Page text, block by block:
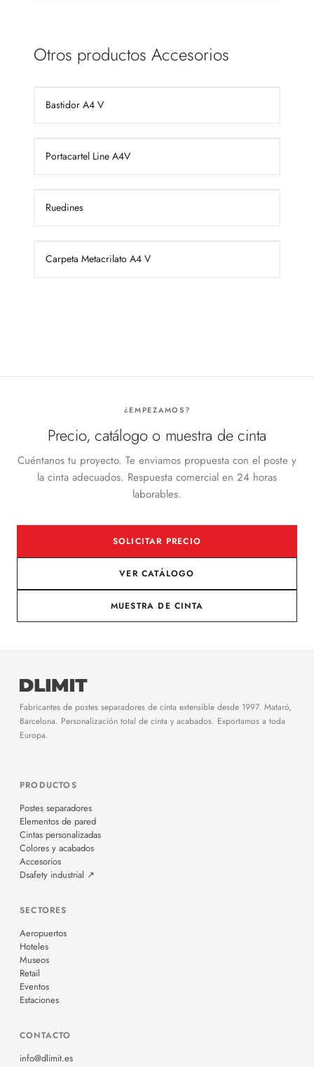
Otros productos Accesorios
Bastidor A4 V
Portacartel Line A4V
Ruedines
Carpeta Metacrilato A4 V
¿EMPEZAMOS?
Precio, catálogo o muestra de cinta
Cuéntanos tu proyecto. Te enviamos propuesta con el poste y
la cinta adecuados. Respuesta comercial en 24 horas
laborables.
SOLICITAR PRECIO
VER CATÁLOGO
MUESTRA DE CINTA
Fabricantes de postes separadores de cinta extensible desde 1997. Mataró,
Barcelona. Personalización total de cinta y acabados. Exportamos a toda
Europa.
PRODUCTOS
Postes separadores
Elementos de pared
Cintas personalizadas
Colores y acabados
Accesorios
Dsafety industrial ↗
SECTORES
Aeropuertos
Hoteles
Museos
Retail
Eventos
Estaciones
CONTACTO
info@dlimit.es